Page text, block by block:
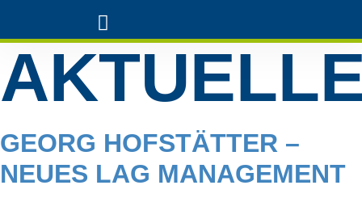
GEORG HOFSTÄTTER –
NEUES LAG MANAGEMENT